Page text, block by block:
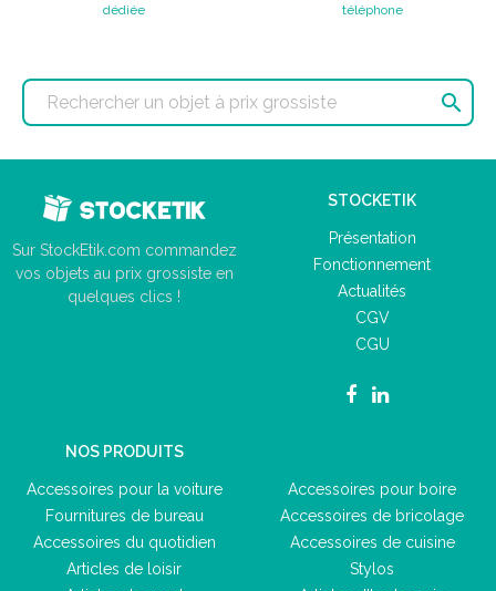
dédiée
téléphone

Sur StockEtik.com commandez
vos objets au prix grossiste en
quelques clics !
STOCKETIK
Présentation
Fonctionnement
Actualités
CGV
CGU
NOS PRODUITS
Accessoires pour la voiture
Fournitures de bureau
Accessoires du quotidien
Articles de loisir
Accessoires pour boire
Accessoires de bricolage
Accessoires de cuisine
Stylos